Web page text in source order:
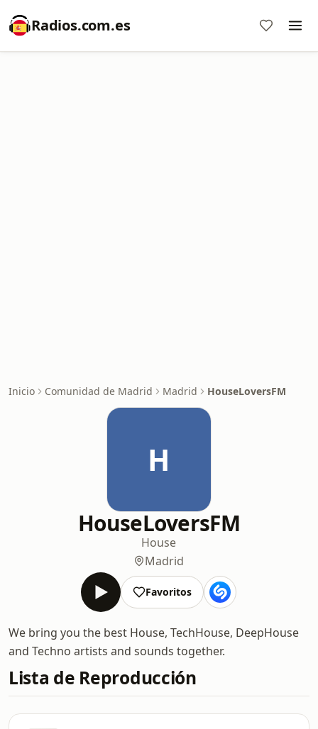
Radios.com.es
Inicio Comunidad de Madrid Madrid HouseLoversFM
H
HouseLoversFM
House
Madrid
Favoritos
We bring you the best House, TechHouse, DeepHouse
and Techno artists and sounds together.
Lista de Reproducción